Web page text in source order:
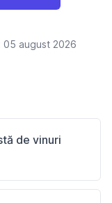
05 august 2026
de vinuri